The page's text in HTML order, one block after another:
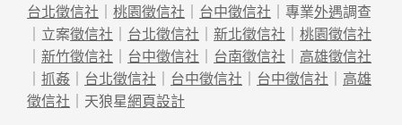
台北徵信社 ｜ 桃園徵信社 ｜ 台中徵信社 ｜專業外遇調查
｜立案徵信社 ｜ 台北徵信社 ｜ 新北徵信社 ｜ 桃園徵信社
｜ 新竹徵信社 ｜ 台中徵信社 ｜ 台南徵信社 ｜ 高雄徵信社
｜ 抓姦 ｜ 台北徵信社 ｜ 台中徵信社 ｜ 台中徵信社 ｜ 高雄
徵信社 ｜天狼星網頁設計